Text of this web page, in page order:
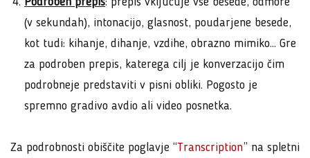
(v sekundah), intonacijo, glasnost, poudarjene besede,
kot tudi: kihanje, dihanje, vzdihe, obrazno mimiko… Gre
za podroben prepis, katerega cilj je konverzacijo čim
podrobneje predstaviti v pisni obliki. Pogosto je
spremno gradivo avdio ali video posnetka.
Za podrobnosti obiščite poglavje “Transcription” na spletni